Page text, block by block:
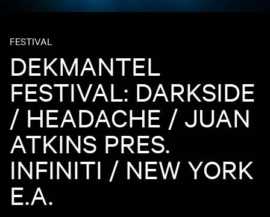
FESTIVAL
DEKMANTEL
FESTIVAL: DARKSIDE
/ HEADACHE / JUAN
ATKINS PRES.
INFINITI / NEW YORK
E.A.